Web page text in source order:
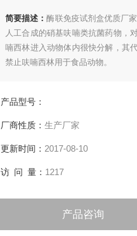
简要描述：酶联免疫试剂盒优质厂
人工合成的硝基呋喃类抗菌药物，
喃西林进入动物体内很快分解，其
禁止呋喃西林用于食品动物。
产品型号：
厂商性质： 生产厂家
更新时间： 2017-08-10
访 问 量： 1217
产品咨询